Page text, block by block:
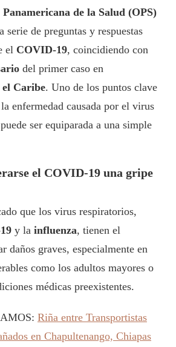
de la Salud (OPS)
serie de preguntas y respuestas
el COVID-19, coincidiendo con
del primer caso en
Caribe. Uno de los puntos clave
enfermedad causada por el virus
ser equiparada a una simple
el COVID-19 una gripe
que los virus respiratorios,
y la influenza, tienen el
daños graves, especialmente en
como los adultos mayores o
médicas preexistentes.
Riña entre Transportistas
en Chapultenango, Chiapas